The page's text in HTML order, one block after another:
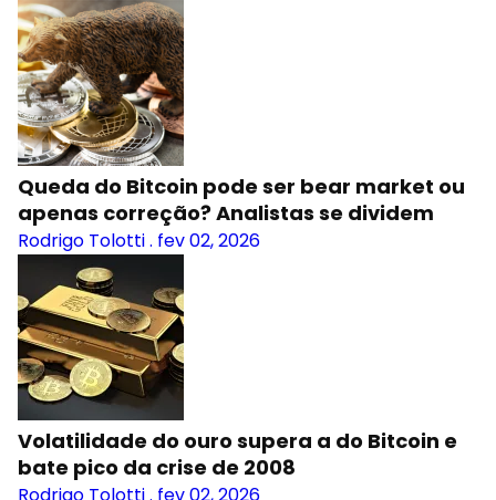
Queda do Bitcoin pode ser bear market ou
apenas correção? Analistas se dividem
Rodrigo Tolotti. fev 02, 2026
Volatilidade do ouro supera a do Bitcoin e
bate pico da crise de 2008